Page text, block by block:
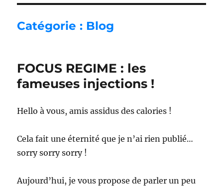
Catégorie : Blog
FOCUS REGIME : les
fameuses injections !
Hello à vous, amis assidus des calories !
Cela fait une éternité que je n’ai rien publié…
sorry sorry sorry !
Aujourd’hui, je vous propose de parler un peu